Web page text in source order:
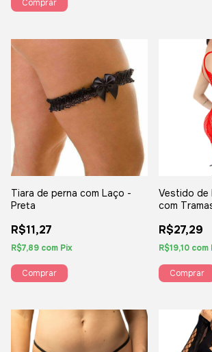
Tiara de perna com Laço -
Preta
R$11,27
R$7,89 com Pix
Vestido de
com
com
R$27,29
R$19,10 com